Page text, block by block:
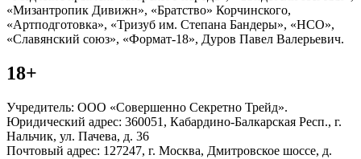
«Мизантропик Дивижн», «Братство» Корчинского,
«Артподготовка», «Тризуб им. Степана Бандеры», «НСО»,
«Славянский союз», «Формат-18», Дуров Павел Валерьевич.
18+
Учредитель: ООО «Совершенно Секретно Трейд».
Юридический адрес: 360051, Кабардино-Балкарская Респ., г.
Нальчик, ул. Пачева, д. 36
Почтовый адрес: 127247, г. Москва, Дмитровское шоссе, д.